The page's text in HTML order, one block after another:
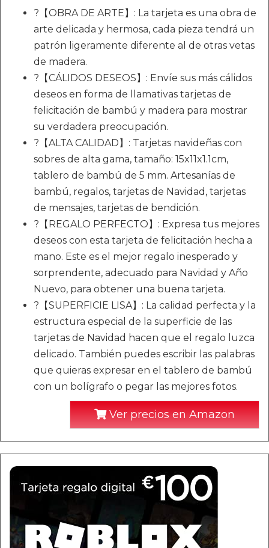
?【OBRA DE ARTE】: La tarjeta es una obra de
arte delicada y hermosa, cada pieza tendrá un
patrón ligeramente diferente al de otras vetas
de madera.
?【CÁLIDOS DESEOS】: Envíe sus más cálidos
deseos en forma de llamativas tarjetas de
felicitación de bambú y madera para mostrar
su verdadera preocupación.
?【ALTA CALIDAD】: Tarjetas navideñas con
sobres de alta gama, tamaño: 15x11x1.1cm,
tablero de bambú de 5 mm. Artesanías de
bambú, regalos, tarjetas de Navidad, tarjetas
de mensajes, tarjetas de bendición.
?【REGALO PERFECTO】: Expresa tus mejores
deseos con esta tarjeta de felicitación hecha a
mano. Este es el mejor regalo inesperado y
sorprendente, adecuado para Navidad y Año
Nuevo, para obtener una buena tarjeta.
?【SUPERFICIE LISA】: La calidad perfecta y la
estructura especial de la superficie de las
tarjetas de Navidad hacen que el regalo luzca
delicado. También puedes escribir las palabras
que quieras expresar en el tablero de bambú
con un bolígrafo o pegar las mejores fotos.
Ver precios en Amazon